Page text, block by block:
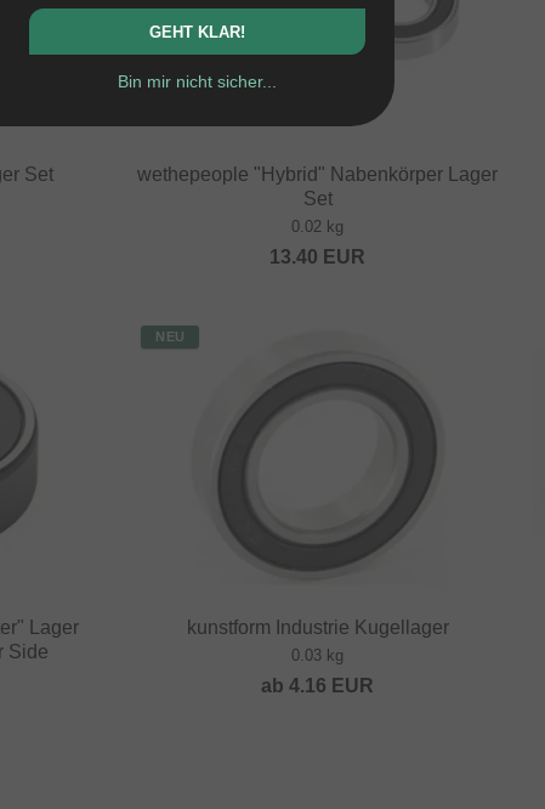
Set
wethepeople "Hybrid" Nabenkörper Lager
Set
0.02 kg
13.40 EUR
Lager
Side
NEU
kunstform Industrie Kugellager
0.03 kg
ab4.16 EUR
GEHT KLAR!
Bin mir nicht sicher...